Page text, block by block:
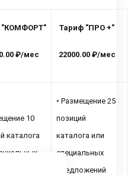
"КОМФОРТ"
₽/мес
Тариф "ПРО +"
22000.00 ₽/мес​​​​​​​
10
каталога
• Размещение 25
позиций
каталога или
специальных
предложений